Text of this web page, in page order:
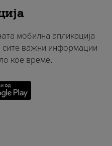
мобилна апликација
сите важни информации
кое време.